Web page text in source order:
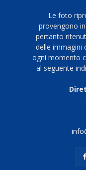
Le foto
provengono
pertanto
delle immagini
ogni momento
al seguente